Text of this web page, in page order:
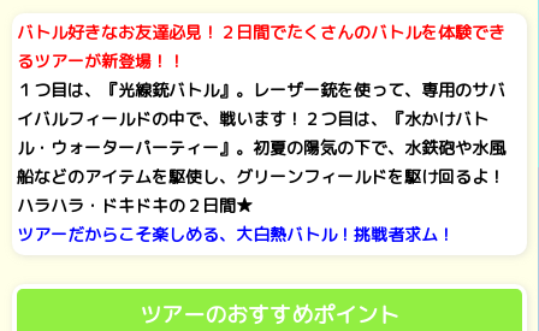
バトル好きなお友達必見！２日間でたくさんのバトルを体験でき
るツアーが新登場！！
１つ目は、『光線銃バトル』。レーザー銃を使って、専用のサバ
イバルフィールドの中で、戦います！２つ目は、『水かけバト
ル・ウォーターパーティー』。初夏の陽気の下で、水鉄砲や水風
船などのアイテムを駆使し、グリーンフィールドを駆け回るよ！
ハラハラ・ドキドキの２日間★
ツアーだからこそ楽しめる、大白熱バトル！挑戦者求ム！
ツアーのおすすめポイント